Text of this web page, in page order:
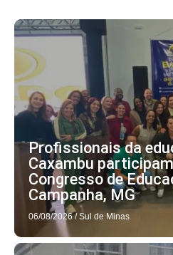
Profissionais da
Caxambu
Congresso de
Campanha, MG
06/08/2026 / Sul de Minas